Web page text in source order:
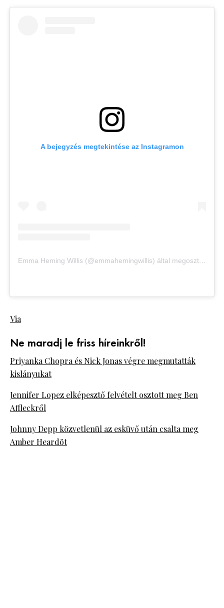
A bejegyzés megtekintése az Instagramon
Emma Heming Willis (@emmahemingwillis) által megosztott bejegyzés
Via
Ne maradj le friss híreinkről!
Priyanka Chopra és Nick Jonas végre megmutatták
kislányukat
Jennifer Lopez elképesztő felvételt osztott meg Ben
Affleckről
Johnny Depp közvetlenül az esküvő után csalta meg
Amber Heardöt